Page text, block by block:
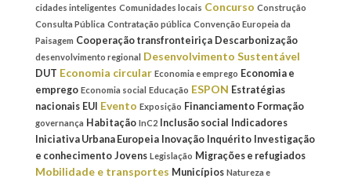
cidades inteligentes Comunidades locais Concurso Construção
Consulta Pública Contratação pública Convenção Europeia da
Paisagem Cooperação transfronteiriça Descarbonização
desenvolvimento regional Desenvolvimento Sustentável
DUT Economia circular Economia e emprego Economia e
emprego Economia social Educação ESPON Estratégias
nacionais EUI Evento Exposição Financiamento Formação
governança Habitação InC2 Inclusão social
Indicadores
Iniciativa Urbana Europeia Inovação Inquérito Investigação
e conhecimento Jovens Legislação Migrações e refugiados
Mobilidade e transportes Municípios Natureza e